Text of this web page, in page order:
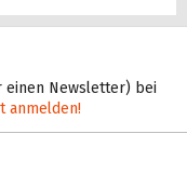
einen Newsletter) bei
anmelden!